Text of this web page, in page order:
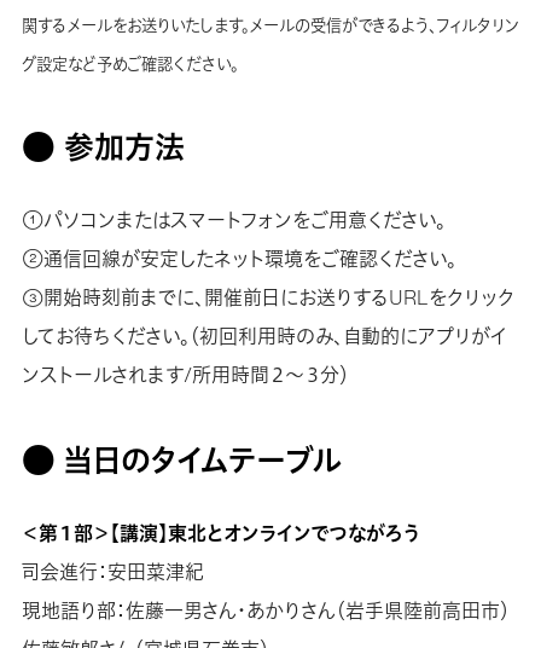
関するメールをお送りいたします。メールの受信ができるよう、フィルタリン
グ設定など予めご確認ください。
● 参加方法
①パソコンまたはスマートフォンをご用意ください。
②通信回線が安定したネット環境をご確認ください。
③開始時刻前までに、開催前日にお送りするURLをクリック
してお待ちください。（初回利用時のみ、自動的にアプリがイ
ンストールされます/所用時間２～３分）
● 当日のタイムテーブル
＜第１部＞【講演】東北とオンラインでつながろう
司会進行：安田菜津紀
現地語り部：佐藤一男さん・あかりさん（岩手県陸前高田市）